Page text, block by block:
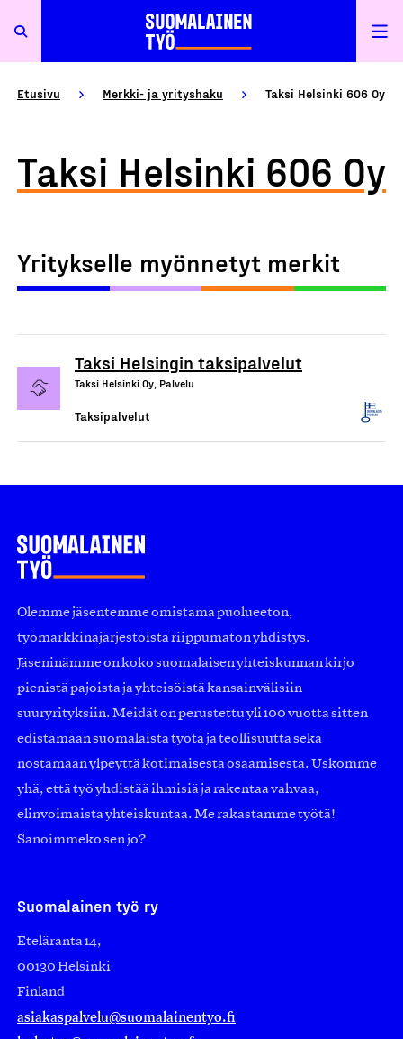
Etusivu Merkki- ja yrityshaku Taksi Helsinki 606 Oy
Taksi Helsinki 606 Oy
Yritykselle myönnetyt merkit
Taksi Helsingin taksipalvelut
Taksi Helsinki Oy, Palvelu
Taksipalvelut
Olemme jäsentemme omistama puolueeton,
työmarkkinajärjestöistä riippumaton yhdistys.
Jäseninämme on koko suomalaisen yhteiskunnan kirjo
pienistä pajoista ja yhteisöistä kansainvälisiin
suuryrityksiin. Meidät on perustettu yli 100 vuotta sitten
edistämään suomalaista työtä ja teollisuutta sekä
nostamaan ylpeyttä kotimaisesta osaamisesta. Uskomme
yhä, että työ yhdistää ihmisiä ja rakentaa vahvaa,
elinvoimaista yhteiskuntaa. Me rakastamme työtä!
Sanoimmeko sen jo?
Suomalainen työ ry
Eteläranta 14,
00130 Helsinki
Finland
asiakaspalvelu@suomalainentyo.fi